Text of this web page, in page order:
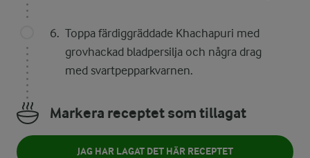
Toppa färdiggräddade Khachapuri med
grovhackad bladpersilja och några drag
med svartpepparkvarnen.
Markera receptet som tillagat
JAG HAR LAGAT DET HÄR RECEPTET